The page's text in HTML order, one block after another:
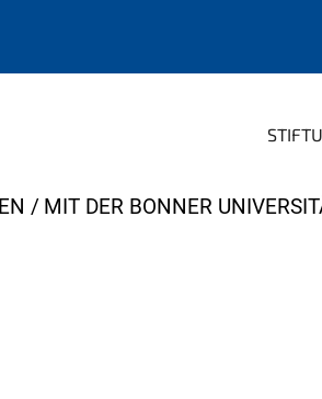
MIT DER BONNER